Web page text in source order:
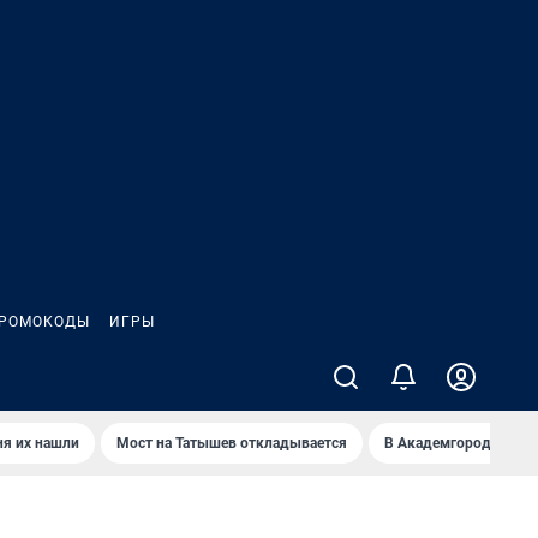
ИГРЫ
их нашли Мост на Татышев откладывается В Академгородке